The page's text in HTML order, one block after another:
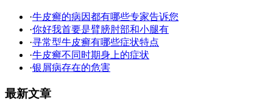
·牛皮癣的病因都有哪些专家告诉您
·你好我首要是臂膀肘部和小腿有
·寻常型牛皮癣有哪些症状特点
·牛皮癣不同时期身上的症状
·银屑病存在的危害
最新文章